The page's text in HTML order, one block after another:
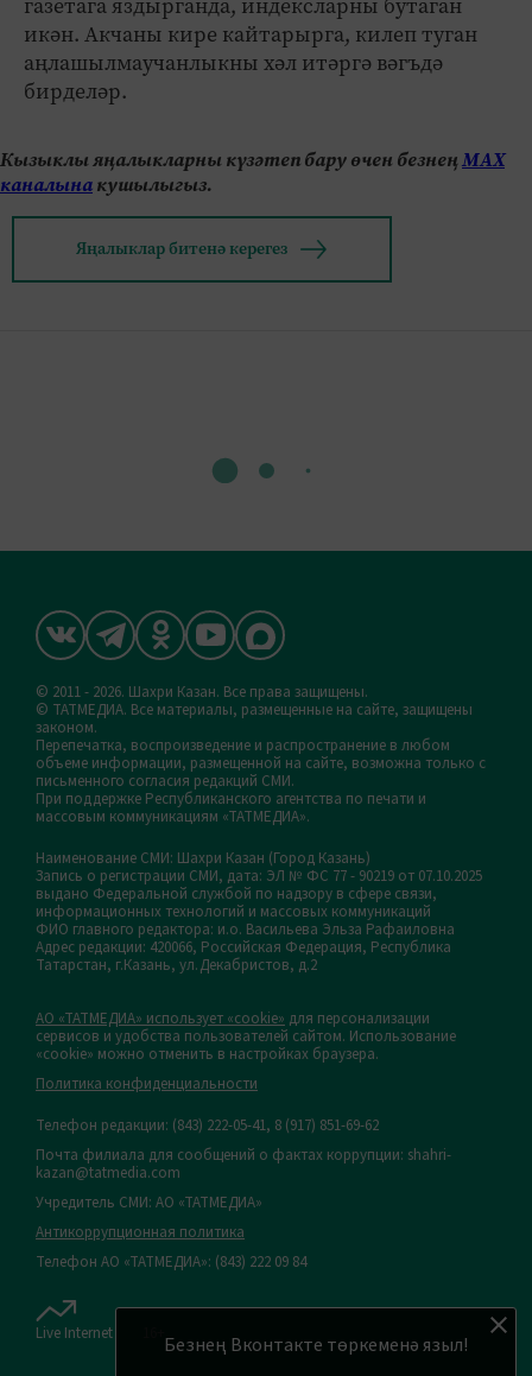
икән. Акчаны кире кайтарырга, килеп туган
аңлашылмаучанлыкны хәл итәргә вәгъдә
бирделәр.
Кызыклы яңалыкларны күзәтеп бару өчен безнеңМАХ
каналынакушылыгыз.
Яңалыклар битенә керегез
Безнең Вконтакте төркеменә языл!
© 2011 - 2026. Шахри Казан. Все права защищены.
© ТАТМЕДИА. Все материалы, размещенные на сайте, защищены
законом.
Перепечатка, воспроизведение и распространение в любом
объеме информации, размещенной на сайте, возможна только с
письменного согласия редакций СМИ.
При поддержке Республиканского агентства по печати и
массовым коммуникациям «ТАТМЕДИА».
Наименование СМИ: Шахри Казан (Город Казань)
Запись о регистрации СМИ, дата: ЭЛ № ФС 77 - 90219 от 07.10.2025
выдано Федеральной службой по надзору в сфере связи,
информационных технологий и массовых коммуникаций
ФИО главного редактора: и.о. Васильева Эльза Рафаиловна
Адрес редакции: 420066, Российская Федерация, Республика
Татарстан, г.Казань, ул.Декабристов, д.2
АО «ТАТМЕДИА» использует «cookie» для персонализации
сервисов и удобства пользователей сайтом. Использование
«cookie» можно отменить в настройках браузера.
Политика конфиденциальности
Телефон редакции: (843) 222-05-41, 8 (917) 851-69-62
Почта филиала для сообщений о фактах коррупции: shahri-
kazan@tatmedia.com
Учредитель СМИ: АО «ТАТМЕДИА»
Антикоррупционная политика
Телефон АО «ТАТМЕДИА»: (843) 222 09 84
Live Internet